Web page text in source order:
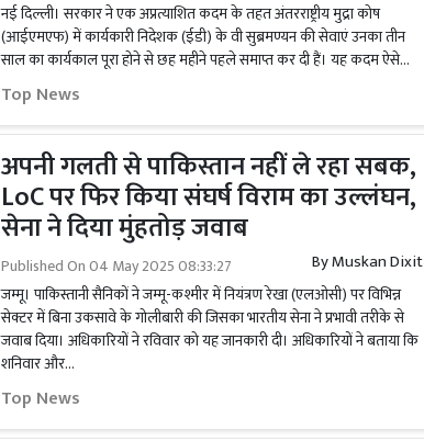
नई दिल्ली। सरकार ने एक अप्रत्याशित कदम के तहत अंतरराष्ट्रीय मुद्रा कोष
(आईएमएफ) में कार्यकारी निदेशक (ईडी) के वी सुब्रमण्यन की सेवाएं उनका तीन
साल का कार्यकाल पूरा होने से छह महीने पहले समाप्त कर दी हैं। यह कदम ऐसे...
Top News
अपनी गलती से पाकिस्तान नहीं ले रहा सबक,
LoC पर फिर किया संघर्ष विराम का उल्लंघन,
सेना ने दिया मुंहतोड़ जवाब
Published On04 May 2025 08:33:27 ByMuskan Dixit
जम्मू। पाकिस्तानी सैनिकों ने जम्मू-कश्मीर में नियंत्रण रेखा (एलओसी) पर विभिन्न
सेक्टर में बिना उकसावे के गोलीबारी की जिसका भारतीय सेना ने प्रभावी तरीके से
जवाब दिया। अधिकारियों ने रविवार को यह जानकारी दी। अधिकारियों ने बताया कि
शनिवार और...
Top News